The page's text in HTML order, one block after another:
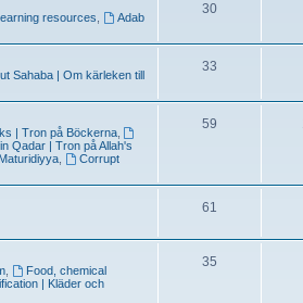
resources
Adab
30
Sahaba | Om kärleken till
33
| Tron på Böckerna,
Qadar | Tron på Allah's
Maturidiyya
Corrupt
59
61
,
Food, chemical
| Kläder och
35